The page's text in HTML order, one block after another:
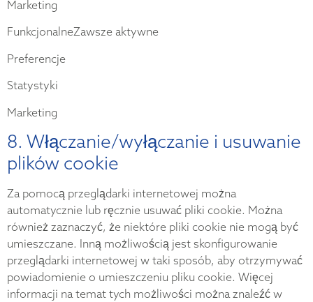
Marketing
FunkcjonalneZawsze aktywne
Preferencje
Statystyki
Marketing
8. Włączanie/wyłączanie i usuwanie
plików cookie
Za pomocą przeglądarki internetowej można
automatycznie lub ręcznie usuwać pliki cookie. Można
również zaznaczyć, że niektóre pliki cookie nie mogą być
umieszczane. Inną możliwością jest skonfigurowanie
przeglądarki internetowej w taki sposób, aby otrzymywać
powiadomienie o umieszczeniu pliku cookie. Więcej
informacji na temat tych możliwości można znaleźć w